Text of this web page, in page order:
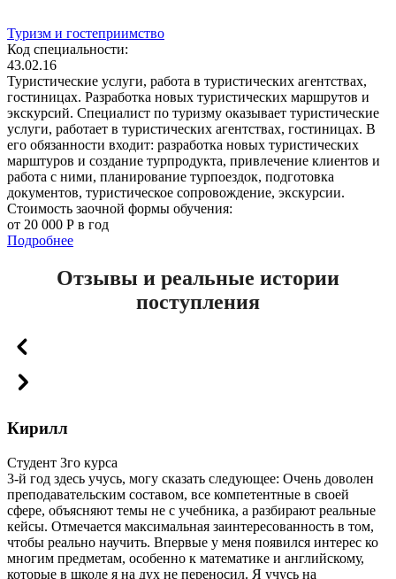
Туризм и гостеприимство
Код специальности:
43.02.16
Туристические услуги, работа в туристических агентствах,
гостиницах. Разработка новых туристических маршрутов и
экскурсий. Специалист по туризму оказывает туристические
услуги, работает в туристических агентствах, гостиницах. В
его обязанности входит: разработка новых туристических
марштуров и создание турпродукта, привлечение клиентов и
работа с ними, планирование турпоездок, подготовка
документов, туристическое сопровождение, экскурсии.
Стоимость заочной формы обучения:
от 20 000 Р в год
Подробнее
Отзывы и реальные истории
поступления
Кирилл
Студент 3го курса
3-й год здесь учусь, могу сказать следующее: Очень доволен
преподавательским составом, все компетентные в своей
сфере, объясняют темы не с учебника, а разбирают реальные
кейсы. Отмечается максимальная заинтересованность в том,
чтобы реально научить. Впервые у меня появился интерес ко
многим предметам, особенно к математике и английскому,
которые в школе я на дух не переносил. Я учусь на